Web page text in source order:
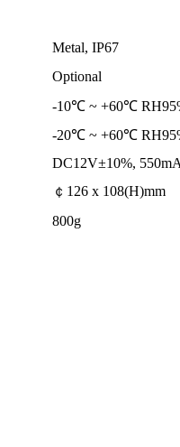
Metal, IP67
Optional
-10℃ ~ +60℃
-20℃ ~ +60℃
DC12V±10%, 550mA
￠126 x 108(H)mm
800g